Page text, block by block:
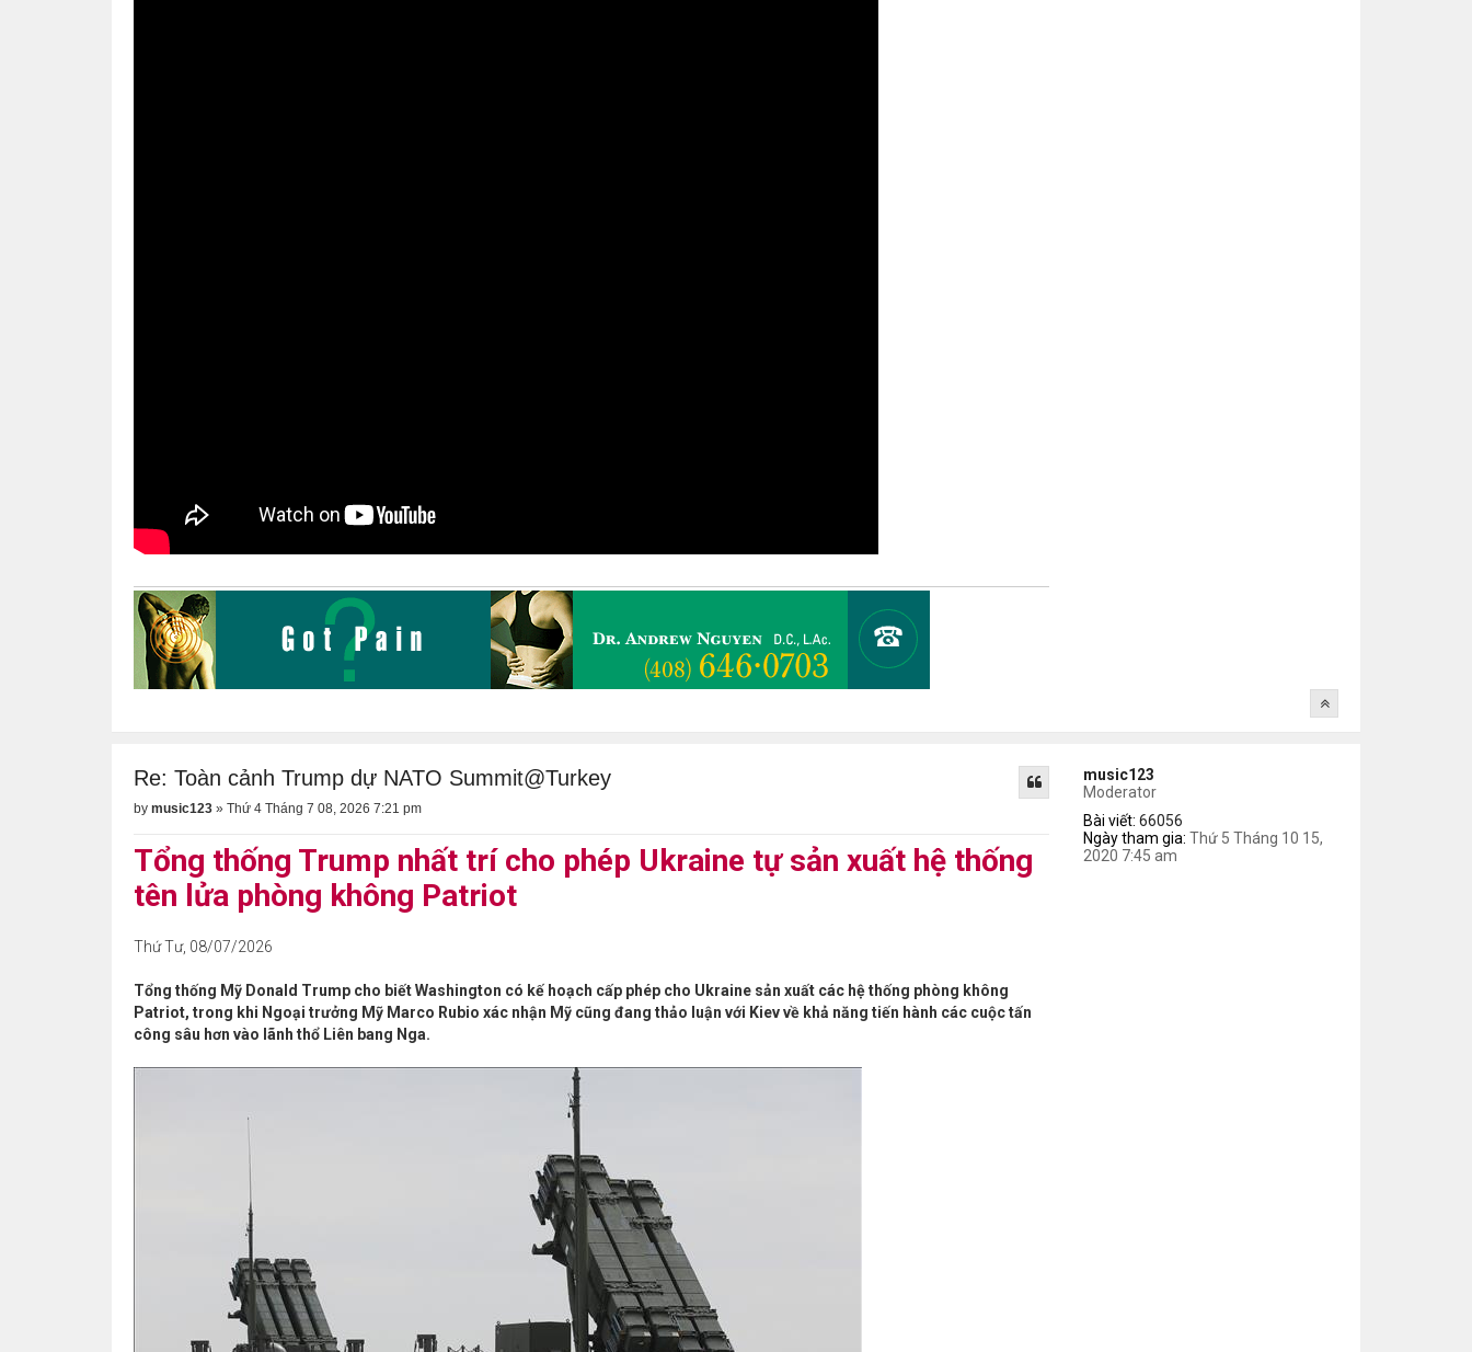
music123
Moderator
Bài viết: 66056
Ngày tham gia: Thứ 5 Tháng 10 15,
2020 7:45 am
Re: Toàn cảnh Trump dự NATO Summit@Turkey
by music123 » Thứ 4 Tháng 7 08, 2026 7:21 pm
Tổng thống Trump nhất trí cho phép Ukraine tự sản xuất hệ thống
tên lửa phòng không Patriot
Thứ Tư, 08/07/2026
Tổng thống Mỹ Donald Trump cho biết Washington có kế hoạch cấp phép cho Ukraine sản xuất các hệ thống phòng không
Patriot, trong khi Ngoại trưởng Mỹ Marco Rubio xác nhận Mỹ cũng đang thảo luận với Kiev về khả năng tiến hành các cuộc tấn
công sâu hơn vào lãnh thổ Liên bang Nga.